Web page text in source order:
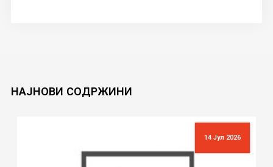
НАЈНОВИ СОДРЖИНИ
14 Јул 2026